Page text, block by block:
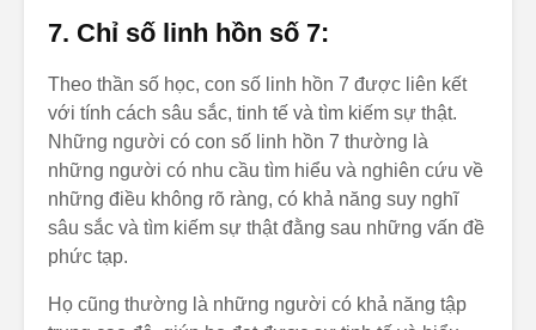
7. Chỉ số linh hồn số 7:
Theo thần số học, con số linh hồn 7 được liên kết
với tính cách sâu sắc, tinh tế và tìm kiếm sự thật.
Những người có con số linh hồn 7 thường là
những người có nhu cầu tìm hiểu và nghiên cứu về
những điều không rõ ràng, có khả năng suy nghĩ
sâu sắc và tìm kiếm sự thật đằng sau những vấn đề
phức tạp.
Họ cũng thường là những người có khả năng tập